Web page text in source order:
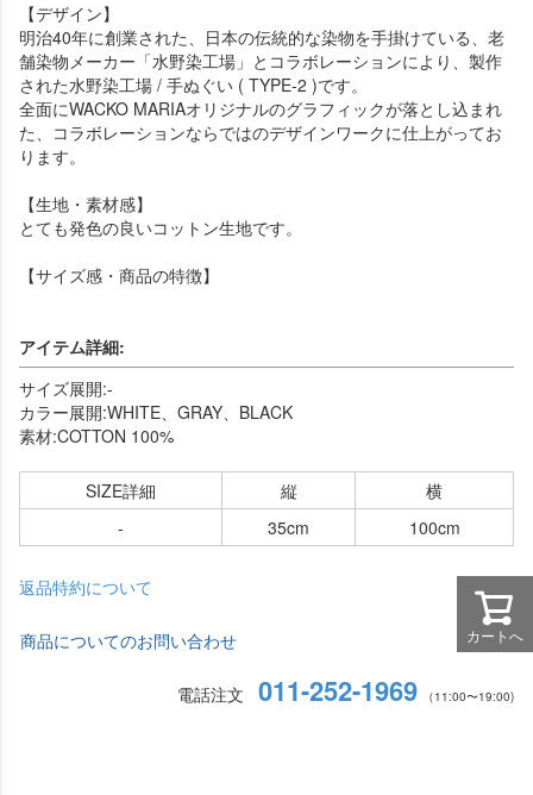
【デザイン】
明治40年に創業された、日本の伝統的な染物を手掛けている、老
舗染物メーカー「水野染工場」とコラボレーションにより、製作
された水野染工場 / 手ぬぐい ( TYPE-2 )です。
全面にWACKO MARIAオリジナルのグラフィックが落とし込まれ
た、コラボレーションならではのデザインワークに仕上がってお
ります。
【生地・素材感】
とても発色の良いコットン生地です。
【サイズ感・商品の特徴】
アイテム詳細:
サイズ展開:-
カラー展開:WHITE、GRAY、BLACK
素材:COTTON 100%
SIZE詳細 縦
横
-
35cm 100cm
返品特約について
商品についてのお問い合わせ
電話注文 011-252-1969 （11:00〜19:00)
カートへ